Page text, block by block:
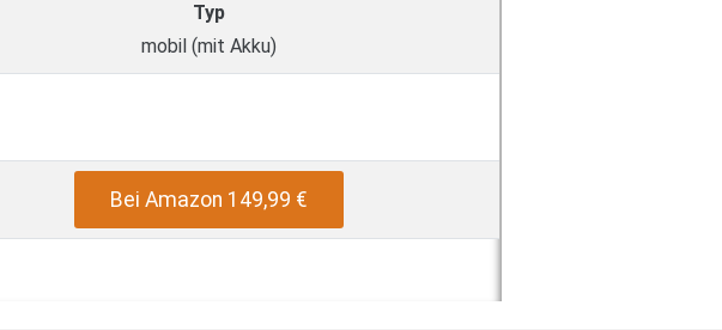
Typ
mobil (mit Akku)
Bei Amazon 149,99 €